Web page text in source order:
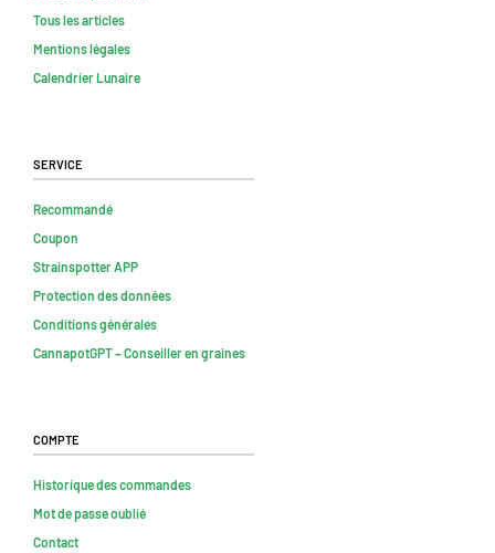
Tous les articles
Mentions légales
Calendrier Lunaire
Service
Recommandé
Coupon
Strainspotter APP
Protection des données
Conditions générales
CannapotGPT – Conseiller en graines
Compte
Historique des commandes
Mot de passe oublié
Contact